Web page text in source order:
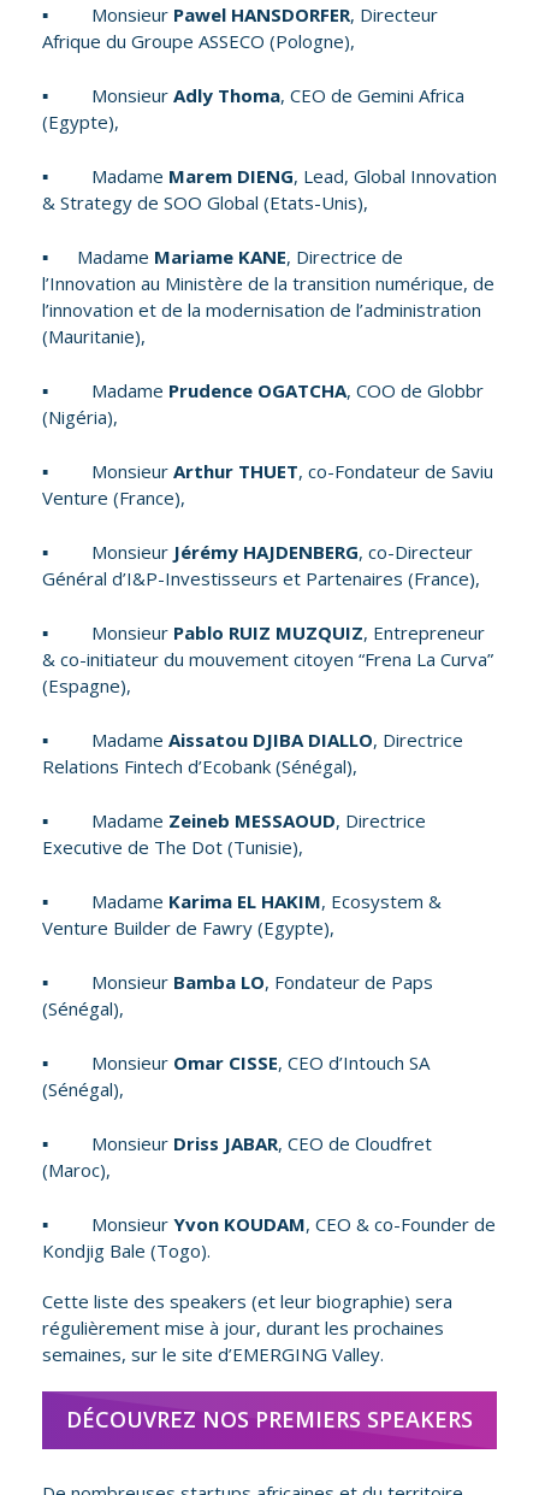
▪ Monsieur Pawel HANSDORFER, Directeur
Afrique du Groupe ASSECO (Pologne),
▪ Monsieur Adly Thoma, CEO de Gemini Africa
(Egypte),
▪ Madame Marem DIENG, Lead, Global Innovation
& Strategy de SOO Global (Etats-Unis),
▪ Madame Mariame KANE, Directrice de
l’Innovation au Ministère de la transition numérique, de
l’innovation et de la modernisation de l’administration
(Mauritanie),
▪ Madame Prudence OGATCHA, COO de Globbr
(Nigéria),
▪ Monsieur Arthur THUET, co-Fondateur de Saviu
Venture (France),
▪ Monsieur Jérémy HAJDENBERG, co-Directeur
Général d’I&P-Investisseurs et Partenaires (France),
▪ Monsieur Pablo RUIZ MUZQUIZ, Entrepreneur
& co-initiateur du mouvement citoyen “Frena La Curva”
(Espagne),
▪ Madame Aissatou DJIBA DIALLO, Directrice
Relations Fintech d’Ecobank (Sénégal),
▪ Madame Zeineb MESSAOUD, Directrice
Executive de The Dot (Tunisie),
▪ Madame Karima EL HAKIM, Ecosystem &
Venture Builder de Fawry (Egypte),
▪ Monsieur Bamba LO, Fondateur de Paps
(Sénégal),
▪ Monsieur Omar CISSE, CEO d’Intouch SA
(Sénégal),
▪ Monsieur Driss JABAR, CEO de Cloudfret
(Maroc),
▪ Monsieur Yvon KOUDAM, CEO & co-Founder de
Kondjig Bale (Togo).
Cette liste des speakers (et leur biographie) sera
régulièrement mise à jour, durant les prochaines
semaines, sur le site d’EMERGING Valley.
DÉCOUVREZ NOS PREMIERS SPEAKERS